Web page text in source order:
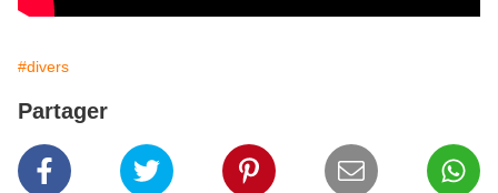
#divers
Partager